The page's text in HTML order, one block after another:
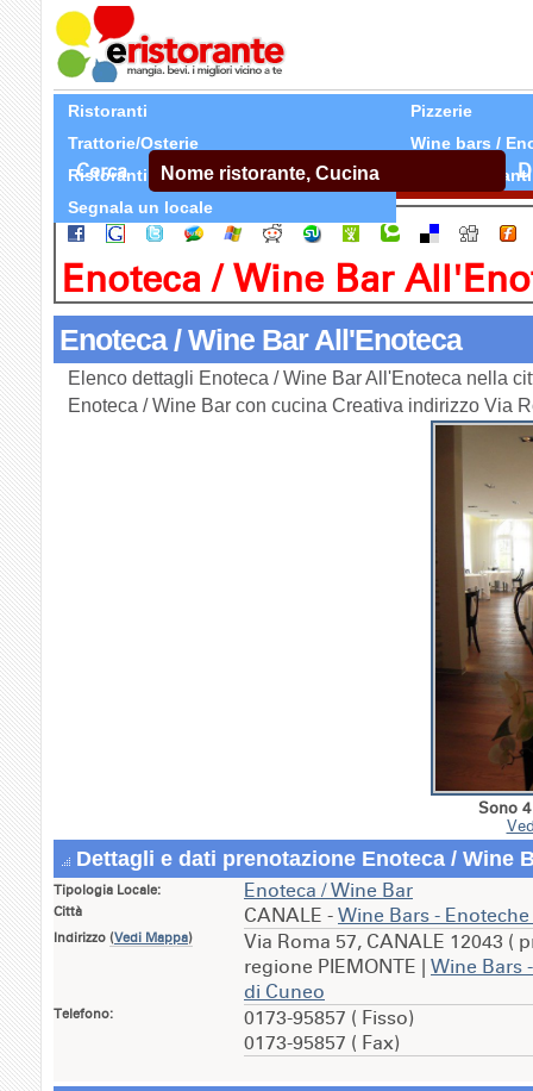
Ristoranti
Pizzerie
Trattorie/Osterie
Wine bars /
Ristoranti Etnici
Tutti Ristoranti
Segnala un locale
Cerca
Enoteca / Wine Bar
Enoteca / Wine Bar All'Enoteca
Elenco dettagli Enoteca / Wine Bar All'Enoteca nella
Enoteca / Wine Bar con cucina Creativa indirizzo Via
Sono
Dettagli e dati prenotazione Enoteca / Wine
Tipologia Locale: Enoteca / Wine Bar
Città CANALE - Wine Bars -
Indirizzo (Vedi Mappa)
Via Roma 57, CANALE 12043 (
regione PIEMONTE | Wine Bars
di Cuneo
Telefono:
0173-95857 ( Fisso)
0173-95857 ( Fax)